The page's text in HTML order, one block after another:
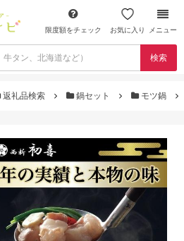
限度額をチェック お気に入り メニュー
検索
返礼品検索 鍋セット モツ鍋